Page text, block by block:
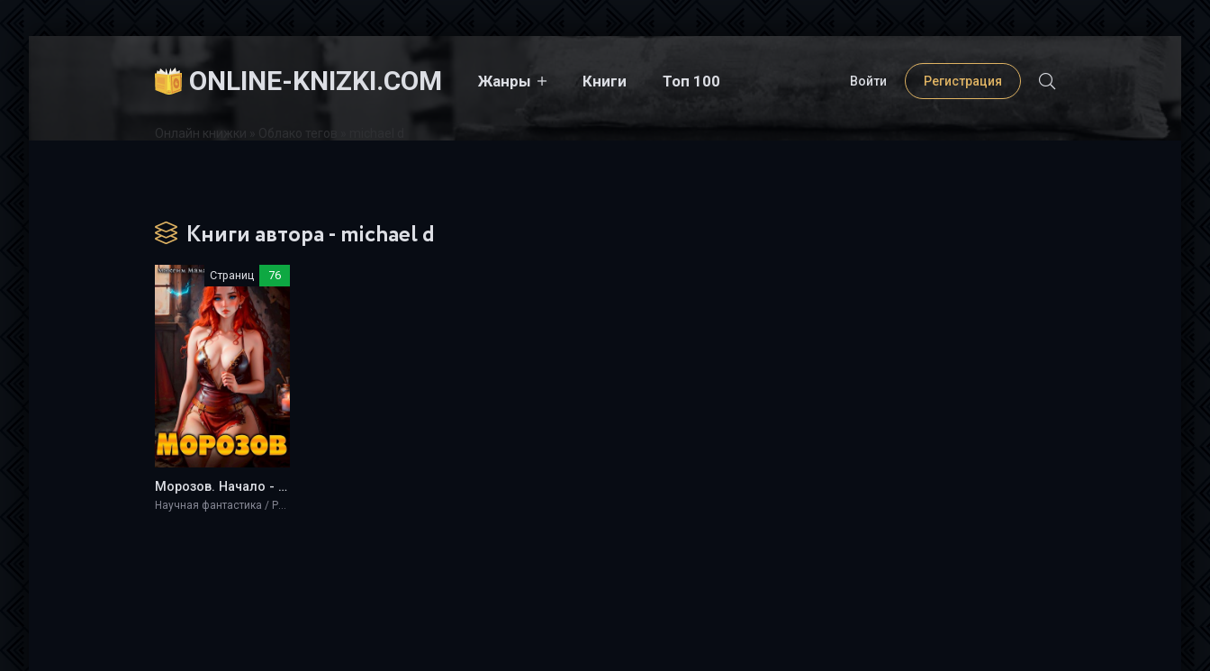
ONLINE-KNIZKI.COM Жанры Книги Топ 100 Войти Регистрация
Онлайн книжки Облако тегов
Книги автора - michael d
Страниц 76
Морозов. Начало - Michael D
Научная фантастика / Разная литература